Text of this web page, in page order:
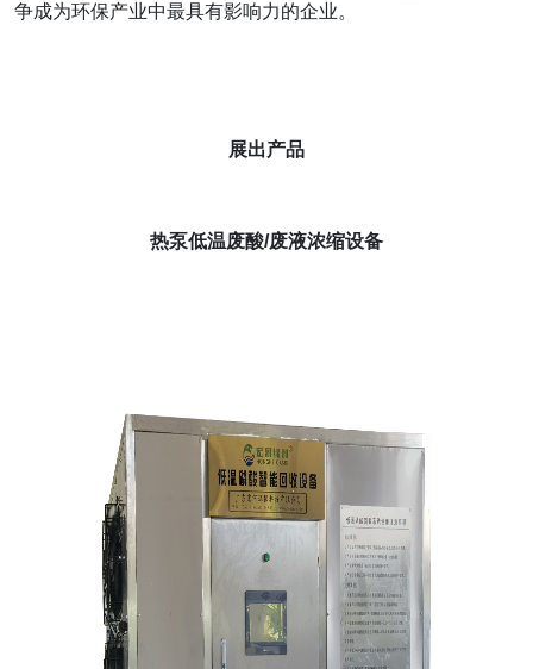
争成为环保产业中最具有影响力的企业。
展出产品
热泵低温废酸/废液浓缩设备